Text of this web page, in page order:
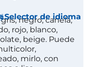
Selector de idioma
gris, negro, canela,
rojo, blanco,
beige. Puede
mirlo, con